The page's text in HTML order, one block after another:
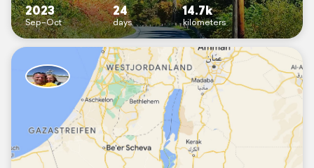
2023
Sep–Oct
24
days
14.7k
kilometers